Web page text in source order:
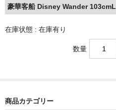
豪華客船 Disney Wander 103cmL
在庫状態 : 在庫有り
数量
商品カテゴリー